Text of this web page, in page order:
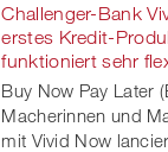
Challenger-Bank
erstes Kredit-
funktioniert sehr
Buy Now Pay Later
Macherinnen und
mit Vivid Now